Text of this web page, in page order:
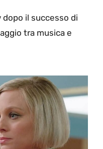
dopo il successo di
tra musica e